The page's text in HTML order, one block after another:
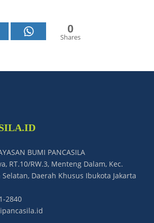
0
Shares
BUMI PANCASILA
RT.10/RW.3, Menteng Dalam, Kec.
Selatan, Daerah Khusus Ibukota Jakarta
2840